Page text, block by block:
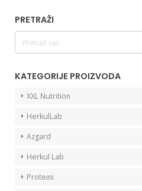
PRETRAŽI
KATEGORIJE PROIZVODA
XXL Nutrition
HerkulLab
Azgard
Herkul Lab
Proteini